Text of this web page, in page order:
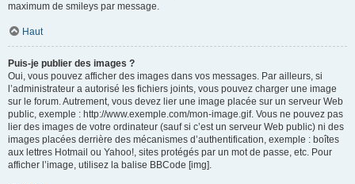
maximum de smileys par message.
Haut
Puis-je publier des images ?
Oui, vous pouvez afficher des images dans vos messages. Par ailleurs, si
l’administrateur a autorisé les fichiers joints, vous pouvez charger une image
sur le forum. Autrement, vous devez lier une image placée sur un serveur Web
public, exemple : http://www.exemple.com/mon-image.gif. Vous ne pouvez pas
lier des images de votre ordinateur (sauf si c’est un serveur Web public) ni des
images placées derrière des mécanismes d’authentification, exemple : boîtes
aux lettres Hotmail ou Yahoo!, sites protégés par un mot de passe, etc. Pour
afficher l’image, utilisez la balise BBCode [img].